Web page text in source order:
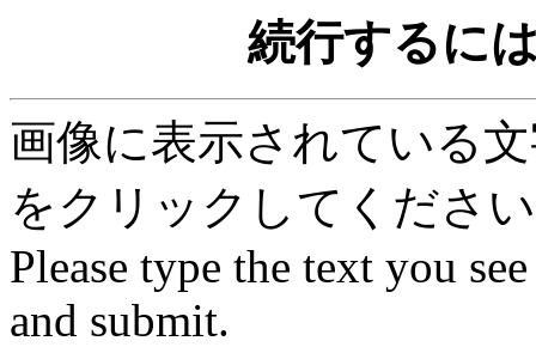
続行するに
画像に表示されている
をクリックしてくださ
Please type the text you
and submit.